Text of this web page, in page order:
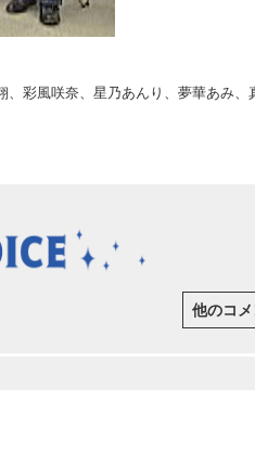
彩風咲奈、星乃あんり、夢華あみ、
他のコ